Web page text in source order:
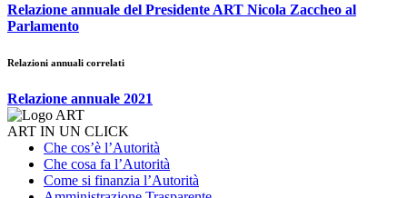
Relazione annuale del Presidente ART Nicola Zaccheo al
Parlamento
Relazioni annuali correlati
Relazione annuale 2021
ART IN UN CLICK
Che cos’è l’Autorità
Che cosa fa l’Autorità
Come si finanzia l’Autorità